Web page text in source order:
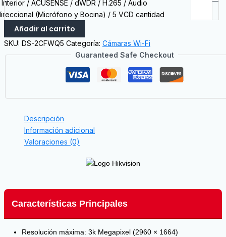
/ ACUSENSE / dWDR / H.265 / Audio
(Micrófono y Bocina) / 5 VCD cantidad
Añadir al carrito
SKU: DS-2CFWQ5 Categoría: Cámaras Wi-Fi
Guaranteed Safe Checkout
Descripción
Información adicional
Valoraciones (0)
Características Principales
Resolución máxima: 3k Megapixel (2960 × 1664)